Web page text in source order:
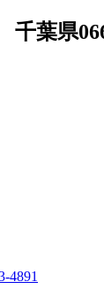
葉県
4891